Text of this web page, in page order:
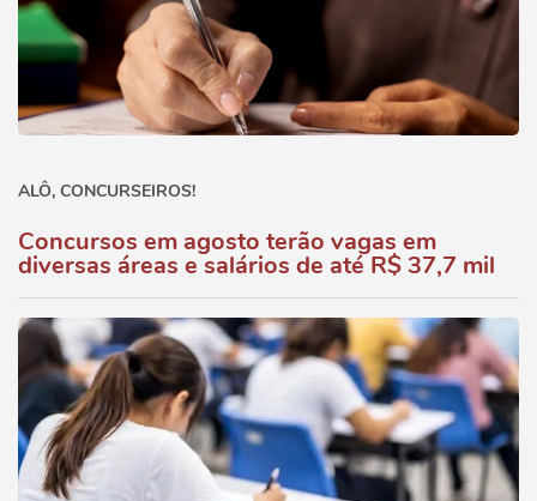
ALÔ, CONCURSEIROS!
Concursos em agosto terão vagas em
diversas áreas e salários de até R$ 37,7 mil